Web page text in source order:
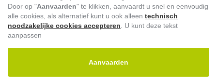
Vooruitbetaling Factuur Automatische afschrijving
Door op "Aanvaarden" te klikken, aanvaardt u snel en eenvoudig
alle cookies, als alternatief kunt u ook alleen technisch
noodzakelijke cookies accepteren . U kunt deze tekst
aanpassen
Aanvaarden